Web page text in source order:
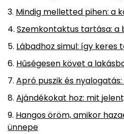
Mindig melletted pihen: a
Szemkontaktus tartása: a
Lábadhoz simul: így keres
Hűségesen követ a
Apró puszik és
Ajándékokat hoz: mit
Hangos öröm, amikor
ünnepe